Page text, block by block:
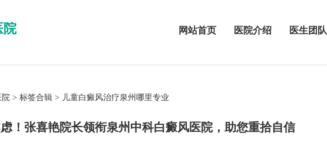
院 网站首页 医院介绍 医生团队
院 > 标签合辑 > 儿童白癜风治疗泉州哪里专业
！张喜艳院长领衔泉州中科白癜风医院，助您重拾自信